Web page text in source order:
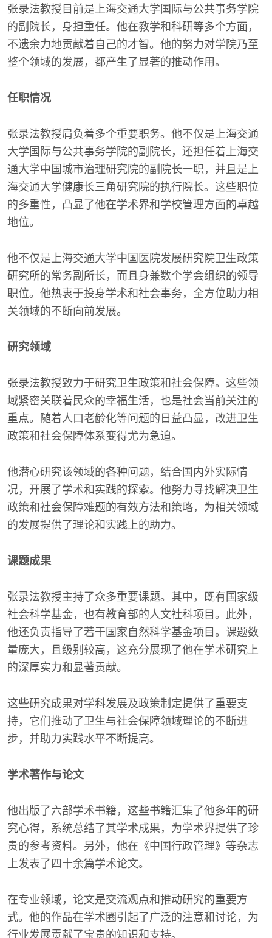
张录法教授目前是上海交通大学国际与公共事务学院
的副院长，身担重任。他在教学和科研等多个方面，
不遗余力地贡献着自己的才智。他的努力对学院乃至
整个领域的发展，都产生了显著的推动作用。
任职情况
张录法教授肩负着多个重要职务。他不仅是上海交通
大学国际与公共事务学院的副院长，还担任着上海交
通大学中国城市治理研究院的副院长一职，并且是上
海交通大学健康长三角研究院的执行院长。这些职位
的多重性，凸显了他在学术界和学校管理方面的卓越
地位。
他不仅是上海交通大学中国医院发展研究院卫生政策
研究所的常务副所长，而且身兼数个学会组织的领导
职位。他热衷于投身学术和社会事务，全方位助力相
关领域的不断向前发展。
研究领域
张录法教授致力于研究卫生政策和社会保障。这些领
域紧密关联着民众的幸福生活，也是社会当前关注的
重点。随着人口老龄化等问题的日益凸显，改进卫生
政策和社会保障体系变得尤为急迫。
他潜心研究该领域的各种问题，结合国内外实际情
况，开展了学术和实践的探索。他努力寻找解决卫生
政策和社会保障难题的有效方法和策略，为相关领域
的发展提供了理论和实践上的助力。
课题成果
张录法教授主持了众多重要课题。其中，既有国家级
社会科学基金，也有教育部的人文社科项目。此外，
他还负责指导了若干国家自然科学基金项目。课题数
量庞大，且级别较高，这充分展现了他在学术研究上
的深厚实力和显著贡献。
这些研究成果对学科发展及政策制定提供了重要支
持，它们推动了卫生与社会保障领域理论的不断进
步，并助力实践水平不断提高。
学术著作与论文
他出版了六部学术书籍，这些书籍汇集了他多年的研
究心得，系统总结了其学术成果，为学术界提供了珍
贵的参考资料。另外，他在《中国行政管理》等杂志
上发表了四十余篇学术论文。
在专业领域，论文是交流观点和推动研究的重要方
式。他的作品在学术圈引起了广泛的注意和讨论，为
行业发展贡献了宝贵的知识和支持。